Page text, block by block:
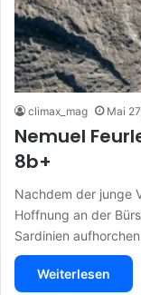
climax_mag Mai
Nemuel
8b+
Nachdem der junge
Hoffnung an der
Sardinien
Weiterlesen